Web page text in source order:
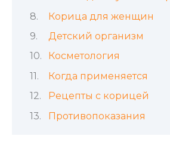
Корица для женщин
Детский организм
Косметология
Когда применяется
Рецепты с корицей
Противопоказания